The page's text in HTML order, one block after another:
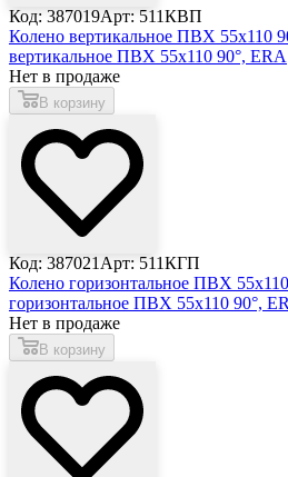
Код: 387019Арт: 511КВП
Колено вертикальное ПВХ 55х110
вертикальное ПВХ 55х110 90°, ERA
Нет в продаже
В корзину
Код: 387021 Арт: 511КГП
Колено горизонтальное ПВХ
горизонтальное ПВХ 55х110 90°,
Нет в продаже
В корзину